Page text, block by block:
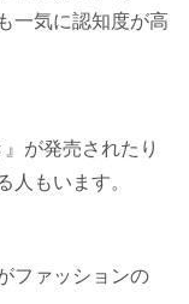
一気に認知度が高
が発売されたり
もいます。
ファッションの